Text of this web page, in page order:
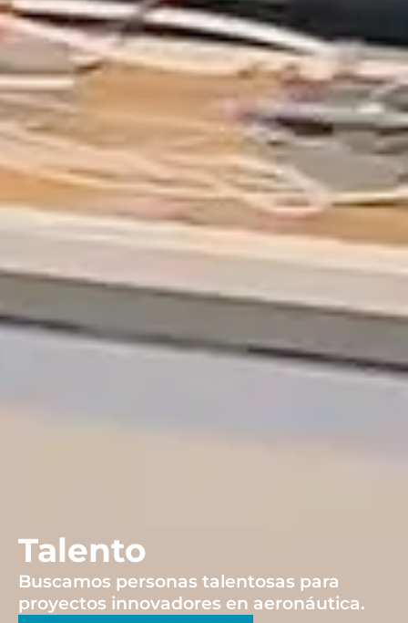
Talento
Buscamos personas talentosas para
proyectos innovadores en aeronáutica.